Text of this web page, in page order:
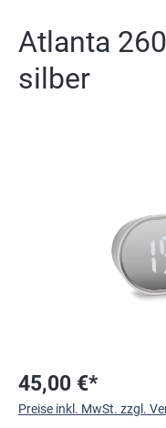
Atlanta
silber
45,00 €*
Preise inkl. MwSt. zzgl.